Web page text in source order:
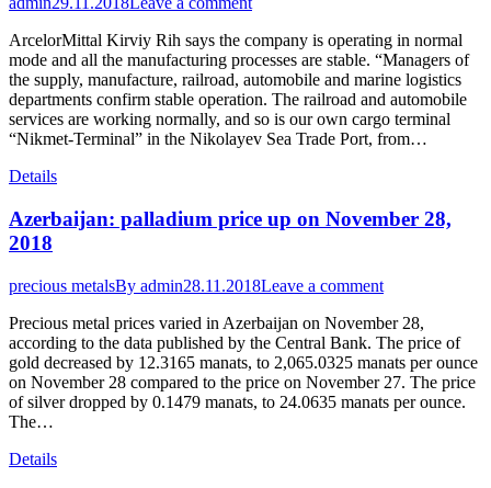
ArcelorMittal Kirviy Rih says the company is operating in normal
mode and all the manufacturing processes are stable. “Managers of
the supply, manufacture, railroad, automobile and marine logistics
departments confirm stable operation. The railroad and automobile
services are working normally, and so is our own cargo terminal
“Nikmet-Terminal” in the Nikolayev Sea Trade Port, from…
Details
Azerbaijan: palladium price up on November 28,
2018
precious metalsBy admin28.11.2018Leave a comment
Precious metal prices varied in Azerbaijan on November 28,
according to the data published by the Central Bank. The price of
gold decreased by 12.3165 manats, to 2,065.0325 manats per ounce
on November 28 compared to the price on November 27. The price
of silver dropped by 0.1479 manats, to 24.0635 manats per ounce.
The…
Details